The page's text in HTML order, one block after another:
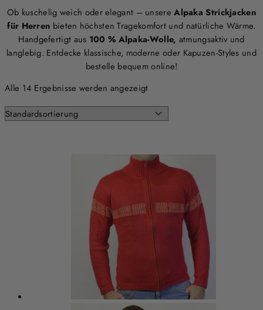
Ob kuschelig weich oder elegant – unsereAlpaka Strickjacken
für Herren bieten höchsten Tragekomfort und natürliche Wärme.
Handgefertigt aus 100 % Alpaka-Wolle, atmungsaktiv und
langlebig. Entdecke klassische, moderne oder Kapuzen-Styles und
bestelle bequem online!
Alle 14 Ergebnisse werden angezeigt